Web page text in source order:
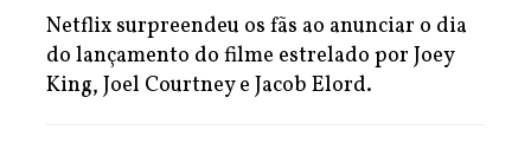
Netflix surpreendeu os fãs ao anunciar o dia
do lançamento do filme estrelado por Joey
King, Joel Courtney e Jacob Elord.